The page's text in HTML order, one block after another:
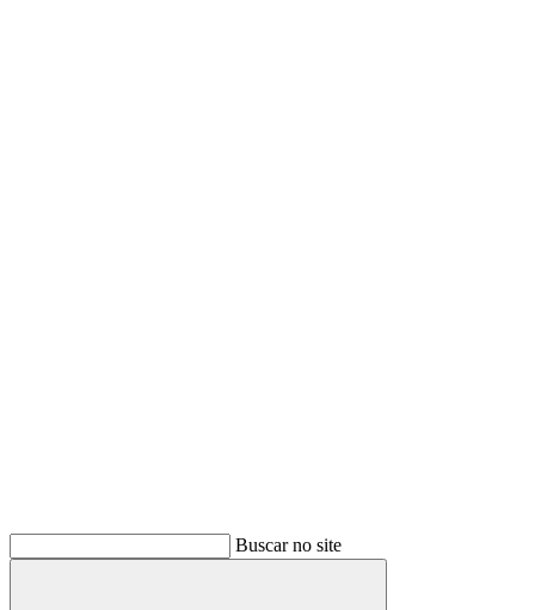
Buscar no site